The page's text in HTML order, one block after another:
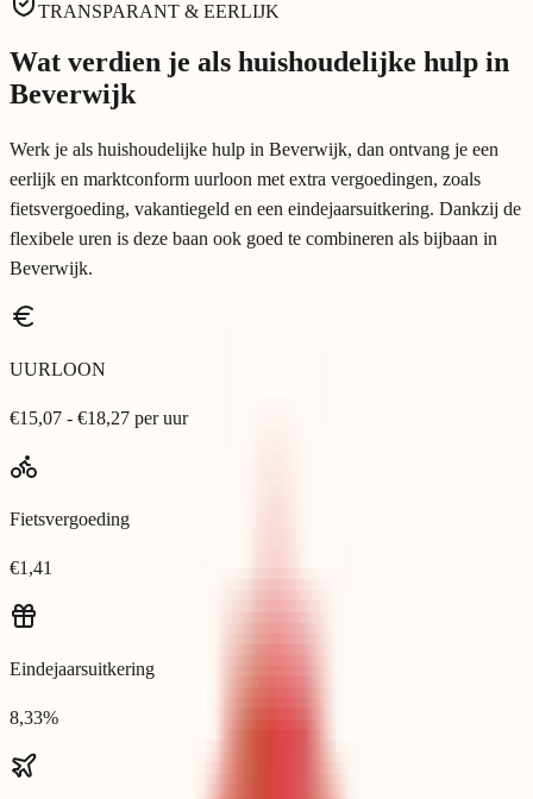
TRANSPARANT & EERLIJK
Wat verdien je als huishoudelijke hulp in
Beverwijk
Werk je als huishoudelijke hulp in Beverwijk, dan ontvang je een
eerlijk en marktconform uurloon met extra vergoedingen, zoals
fietsvergoeding, vakantiegeld en een eindejaarsuitkering. Dankzij de
flexibele uren is deze baan ook goed te combineren als bijbaan in
Beverwijk.
UURLOON
€15,07 - €18,27 per uur
Fietsvergoeding
€1,41
Eindejaarsuitkering
8,33%